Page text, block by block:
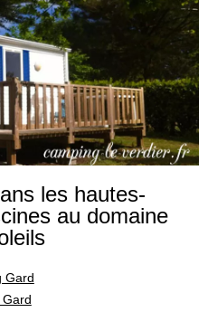
les hautes-
au domaine
Gard